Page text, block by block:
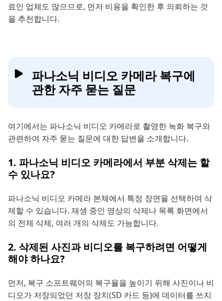
료인 업체도 많으므로, 먼저 비용을 확인한 후 의뢰하는 것
을 추천합니다.
파나소닉 비디오 카메라 복구에
관한 자주 묻는 질문
여기에서는 파나소닉 비디오 카메라로 촬영한 녹화 복구와
관련하여 자주 묻는 질문에 대한 답변을 소개합니다.
1. 파나소닉 비디오 카메라에서 부분 삭제는 할
수 있나요?
파나소닉 비디오 카메라 본체에서 특정 장면을 선택하여 삭
제할 수 있습니다. 재생 중인 영상의 삭제나 목록 화면에서
의 전체 삭제, 여러 개의 삭제도 가능합니다.
2. 삭제된 사진과 비디오를 복구하려면 어떻게
해야 하나요?
먼저, 복구 소프트웨어의 복구율을 높이기 위해 사진이나 비
디오가 저장되었던 저장 장치(SD 카드 등)에 데이터를 쓰지